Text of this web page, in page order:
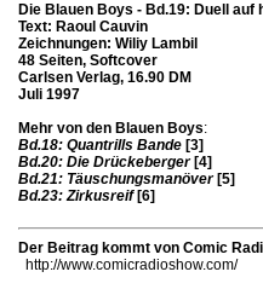
Die Blauen Boys - Bd.19: Duell auf
Text: Raoul Cauvin
Zeichnungen: Wiliy Lambil
48 Seiten, Softcover
Carlsen Verlag, 16.90 DM
Juli 1997
Mehr von den Blauen Boys:
Bd.18: Quantrills Bande [3]
Bd.20: Die Drückeberger[4]
Bd.21: Täuschungsmanöver[5]
Bd.23: Zirkusreif[6]
Der Beitrag kommt von Comic
http://www.comicradioshow.com/